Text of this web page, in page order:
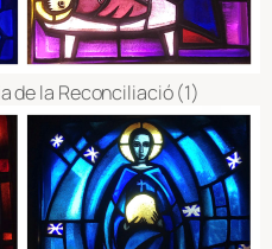
de la Reconciliació (1)